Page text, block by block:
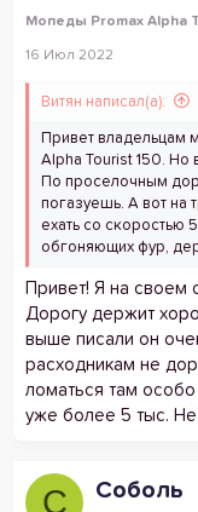
Мопеды Promax Alpha
16 Июл 2022
Витян написал(а):
Привет владельцам
Alpha Tourist 150. Но
По проселочным
погазуешь. А вот на
ехать со скоростью
обгоняющих фур,
Привет! Я на своем
Дорогу держит
выше писали он
расходникам не
ломаться там
уже более 5 тыс.
С Соболь